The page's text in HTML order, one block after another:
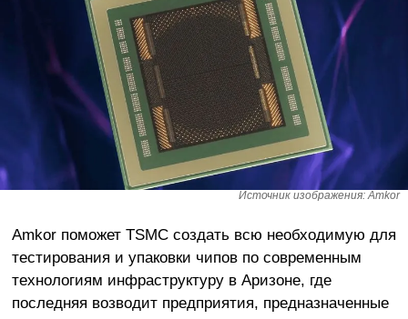
Источник изображения: Amkor
Amkor поможет TSMC создать всю необходимую для
тестирования и упаковки чипов по современным
технологиям инфраструктуру в Аризоне, где
последняя возводит предприятия, предназначенные